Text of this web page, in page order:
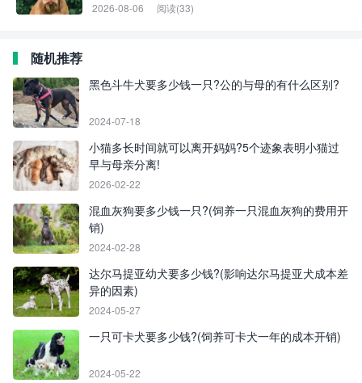
2026-08-06 阅读(33)
随机推荐
黑色斗牛犬要多少钱一只?公的与母的有什么区别?
2024-07-18
小猫多长时间就可以离开妈妈?5个迹象表明小猫过
早与母亲分离!
2026-02-22
混血灰狗要多少钱一只?(饲养一只混血灰狗的费用开
销)
2024-02-28
达尔马提亚幼犬要多少钱?(影响达尔马提亚犬成本差
异的因素)
2024-05-27
一只可卡犬要多少钱?(饲养可卡犬一年的成本开销)
2024-05-22